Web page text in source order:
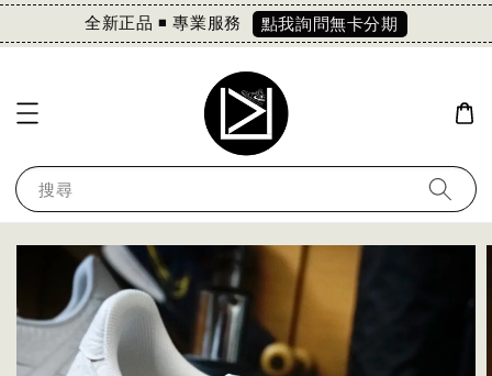
全新正品 ◾️ 專業服務 點我詢問無卡分期
搜尋